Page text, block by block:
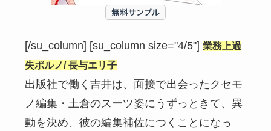
[/su_column] [su_column size="4/5"]業務上過
失ポルノ/ 長与エリ子
出版社で働く吉井は、面接で出会ったクセモ
ノ編集・土倉のスーツ姿にうずっときて、異
動を決め、彼の編集補佐につくことになっ